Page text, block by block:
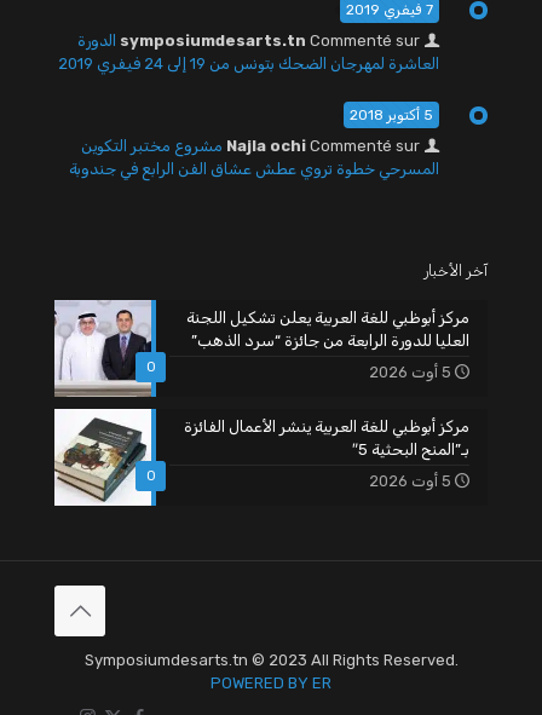
7 فيفري 2019
symposiumdesarts.tn Commenté sur
الدورة
العاشرة لمهرجان الضحك بتونس من 19 إلى 24 فيفري 2019
5 أكتوبر 2018
Najla ochi Commenté sur
مشروع مختبر التكوين
المسرحي خطوة تروي عطش عشاق الفن الرابع في جندوبة
آخر الأخبار
0
مركز أبوظبي للغة العربية يعلن تشكيل اللجنة
العليا للدورة الرابعة من جائزة “سرد الذهب”
5 أوت 2026
0
مركز أبوظبي للغة العربية ينشر الأعمال الفائزة
بـ”المنح البحثية 5″
5 أوت 2026
Symposiumdesarts.tn © 2023 All Rights Reserved.
POWERED BY ER